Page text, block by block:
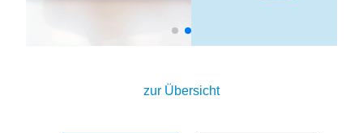
zur Übersicht